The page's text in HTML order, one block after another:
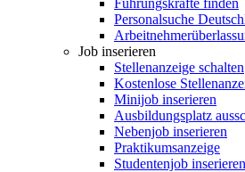
Führungskräfte finden
Personalsuche
Job inserieren
Stellenanzeige schalten
Kostenlose
Minijob inserieren
Ausbildungsplatz
Nebenjob inserieren
Praktikumsanzeige
Studentenjob inserieren